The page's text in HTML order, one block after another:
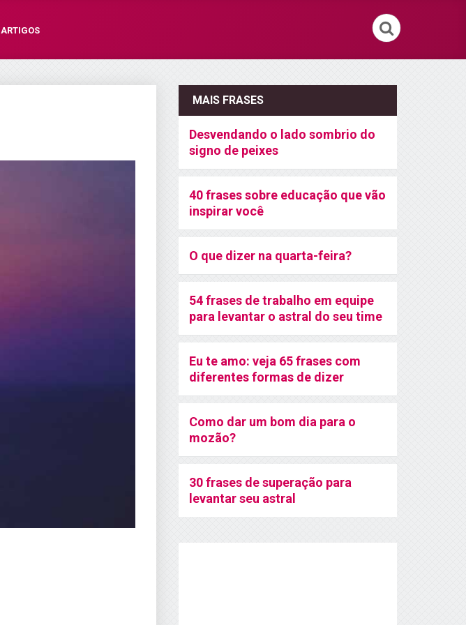
ARTIGOS
MAIS FRASES
Desvendando o lado sombrio do
signo de peixes
40 frases sobre educação que vão
inspirar você
O que dizer na quarta-feira?
54 frases de trabalho em equipe
para levantar o astral do seu time
Eu te amo: veja 65 frases com
diferentes formas de dizer
Como dar um bom dia para o
mozão?
30 frases de superação para
levantar seu astral